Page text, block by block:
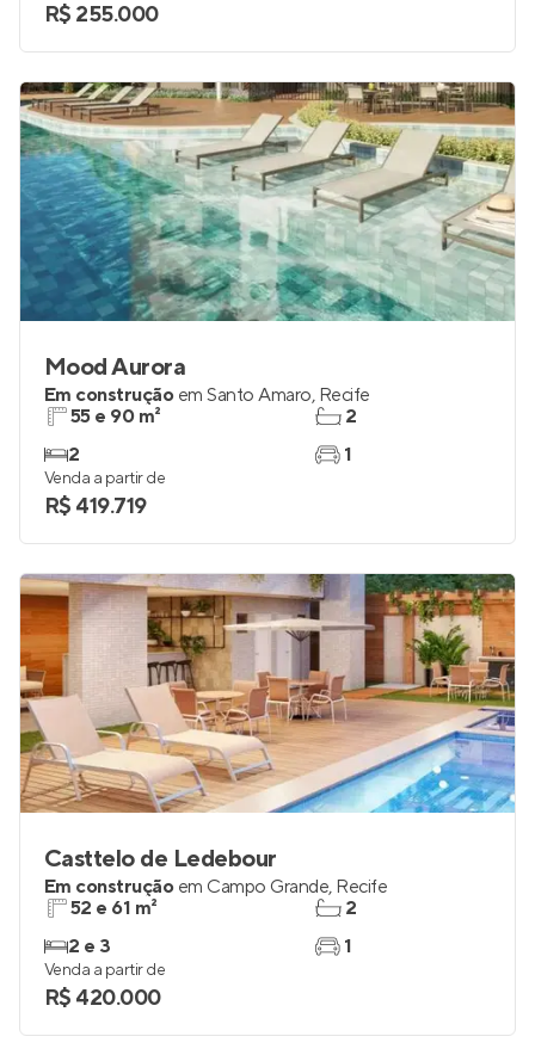
R$ 255.000
Mood Aurora
Em construção em Santo Amaro, Recife
55 e 90 m²
2
2
1
Venda a partir de
R$ 419.719
Casttelo de Ledebour
Em construção em Campo Grande, Recife
52 e 61 m²
2 e 3
2
1
Venda a partir de
R$ 420.000